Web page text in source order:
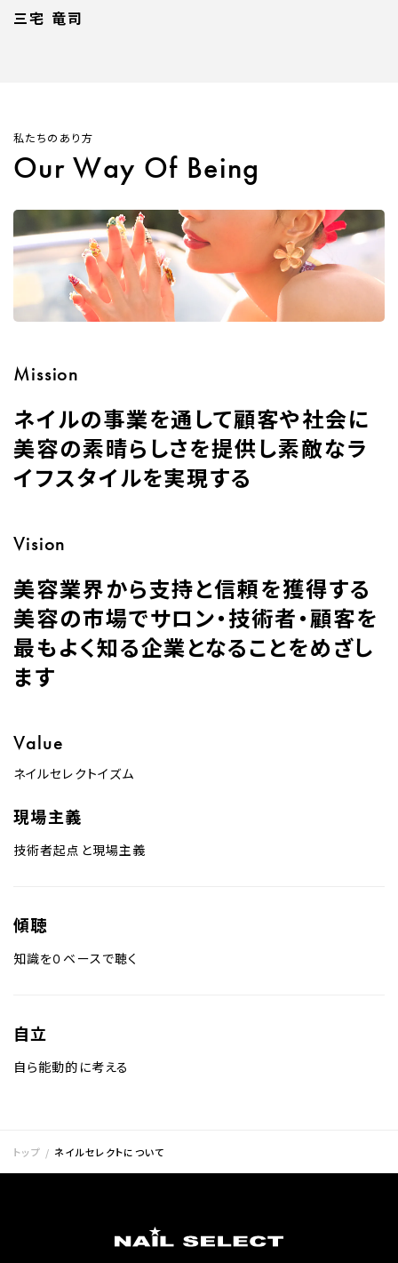
三宅 竜司
私たちのあり方
Our Way Of Being
Mission
ネイルの事業を通して​顧客や社会に
美容の素晴らしさを提供し​素敵なラ
イフスタイルを実現する
Vision
美容業界から支持と信頼を獲得する​
美容の市場でサロン・技術者・顧客を
最もよく知る企業となることをめざし
ます
Value
ネイルセレクトイズム​
現場主義
技術者起点と現場主義
傾聴
知識を０ベースで聴く
自立
自ら能動的に考える
トップ ネイルセレクトについて